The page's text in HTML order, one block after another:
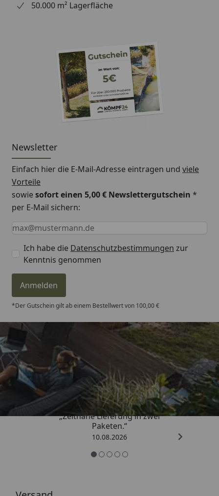
50.000 m² Lagerfläche
Newsletter
Einfach hier die E-Mail-Adresse eintragen und viele
Vorteile
sowiesofort einen 5,00 € Newslettergutschein *
per E-Mail sichern:
Keine Eingabe erforderlich
Eingabe erforderlich
E-Mail *
Ich habe die Datenschutzbestimmungen zur
Kenntnis genommen
Anmelden
*Der Gutschein gilt ab einem Bestellwert von 100,00 €
Trusted Shops
4,81/ 5
„Zeitnahe Lieferung in zwei
Paketen.“
10.08.2026